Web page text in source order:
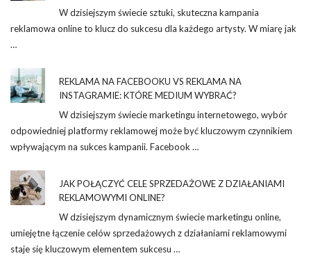
W dzisiejszym świecie sztuki, skuteczna kampania
reklamowa online to klucz do sukcesu dla każdego artysty. W miarę jak
…
REKLAMA NA FACEBOOKU VS REKLAMA NA
INSTAGRAMIE: KTÓRE MEDIUM WYBRAĆ?
W dzisiejszym świecie marketingu internetowego, wybór
odpowiedniej platformy reklamowej może być kluczowym czynnikiem
wpływającym na sukces kampanii. Facebook …
JAK POŁĄCZYĆ CELE SPRZEDAŻOWE Z DZIAŁANIAMI
REKLAMOWYMI ONLINE?
W dzisiejszym dynamicznym świecie marketingu online,
umiejętne łączenie celów sprzedażowych z działaniami reklamowymi
staje się kluczowym elementem sukcesu …